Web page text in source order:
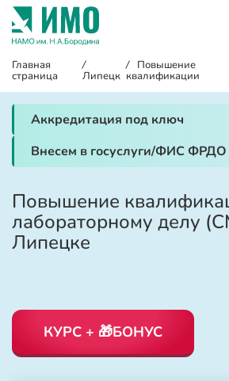
Главная
страница
/
Липецк
/ Повышение
квалификации
Аккредитация под ключ
Внесем в госуслуги/ФИС ФРДО
Повышение
лабораторному делу
Липецке
КУРС + 🎁БОНУС